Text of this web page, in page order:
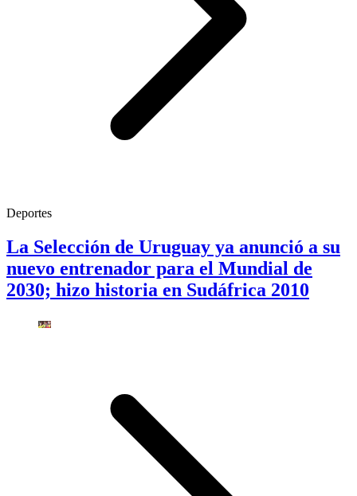
Deportes
La Selección de Uruguay ya anunció a su
nuevo entrenador para el Mundial de
2030; hizo historia en Sudáfrica 2010